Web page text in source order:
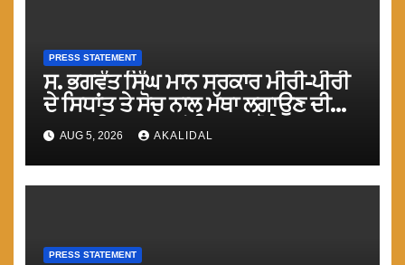
PRESS STATEMENT
ਸ. ਭਗਵੰਤ ਸਿੰਘ ਮਾਨ ਸਰਕਾਰ ਮੀਰੀ-ਪੀਰੀ
ਦੇ ਸਿਧਾਂਤ ਤੇ ਸੋਚ ਨਾਲ ਮੱਥਾ ਲਗਾਉਣ ਦੀ
ਗੁਸਤਾਖੀ ਨਾ ਕਰੇ ਤਾਂ ਬਿਹਤਰ ਹੋਵੇਗਾ : ਮਾਨ
AUG 5, 2026 AKALIDAL
PRESS STATEMENT